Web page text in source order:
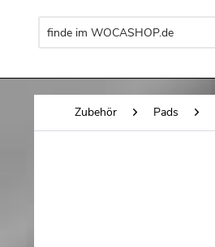
Zubehör Pads